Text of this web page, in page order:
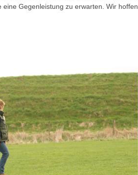
Gegenleistung zu erwarten. Wir hoffen